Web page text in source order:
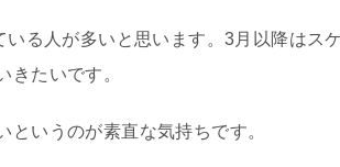
る人が多いと思います。3月以降はス
きたいです。
いうのが素直な気持ちです。